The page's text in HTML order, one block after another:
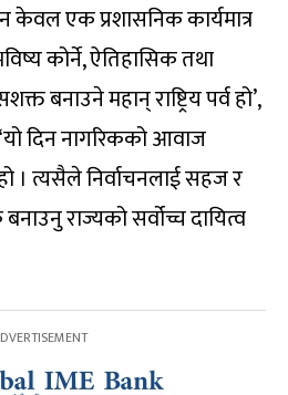
केवल एक प्रशासनिक कार्यमात्र
कोर्ने, ऐतिहासिक तथा
बनाउने महान् राष्ट्रिय पर्व हो’,
दिन नागरिकको आवाज
। त्यसैले निर्वाचनलाई सहज र
राज्यको सर्वोच्च दायित्व